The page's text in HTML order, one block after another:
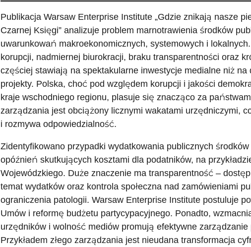
Publikacja Warsaw Enterprise Institute „Gdzie znikają nasze
Czarnej Księgi” analizuje problem marnotrawienia środków
uwarunkowań makroekonomicznych, systemowych i
korupcji, nadmiernej biurokracji, braku transparentności oraz
częściej stawiają na spektakularne inwestycje medialne niż na
projekty. Polska, choć pod względem korupcji i jakości
kraje wschodniego regionu, plasuje się znacząco za
zarządzania jest obciążony licznymi wakatami urzędniczymi,
i rozmywa odpowiedzialność.
Zidentyfikowano przypadki wydatkowania publicznych
opóźnień skutkujących kosztami dla podatników, na
Wojewódzkiego. Duże znaczenie ma transparentność –
temat wydatków oraz kontrola społeczna nad zamówieniami
ograniczenia patologii. Warsaw Enterprise Institute postuluje
Umów i reformę budżetu partycypacyjnego. Ponadto,
urzędników i wolność mediów promują efektywne
Przykładem złego zarządzania jest nieudana transformacja